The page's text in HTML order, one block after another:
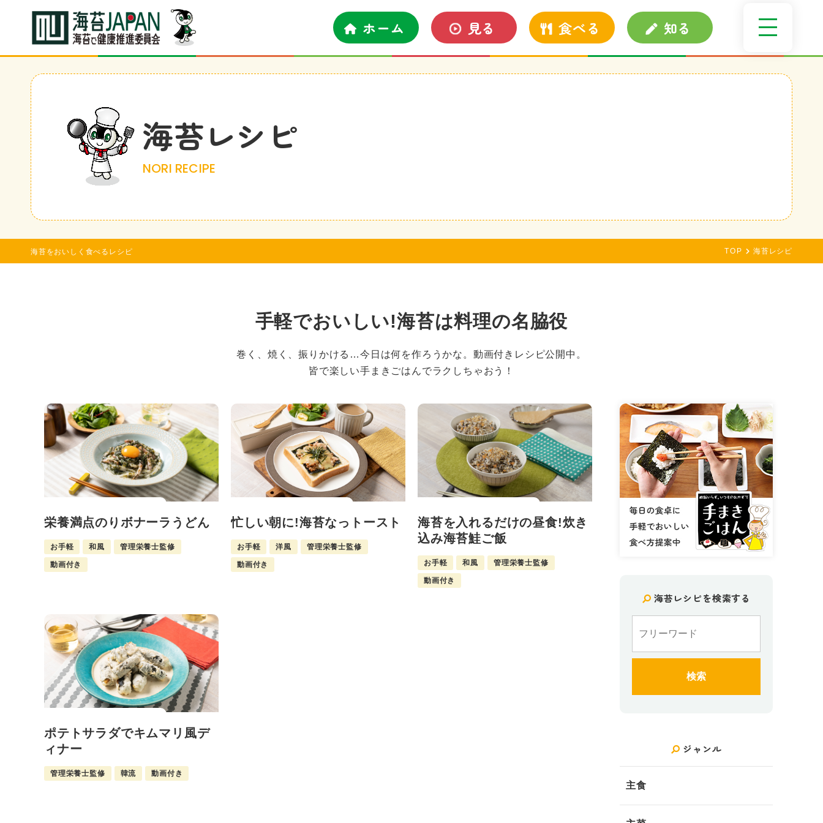
ホーム 見る 食べる 知る
海苔をおいしく食べるレシピ
海苔レシピ
NORI RECIPE
TOP 海苔レシピ
手軽でおいしい!海苔は料理の名脇役
巻く、焼く、振りかける…今日は何を作ろうかな。動画付きレシピ公開中。
皆で楽しい手まきごはんでラクしちゃおう！
海苔レシピを検索する
ジャンル
主食
栄養満点のりボナーラうどん
お手軽 和風 管理栄養士監修
動画付き
忙しい朝に!海苔なっトースト
お手軽 洋風 管理栄養士監修
動画付き
海苔を入れるだけの昼食!炊き
込み海苔鮭ご飯
お手軽 和風 管理栄養士監修
動画付き
ポテトサラダでキムマリ風デ
ィナー
管理栄養士監修 韓流 動画付き